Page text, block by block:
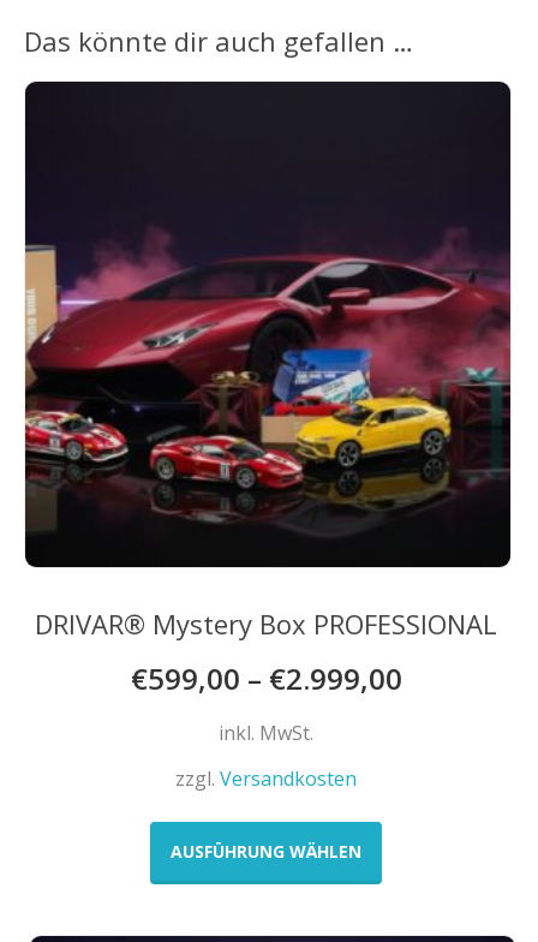
Das könnte dir auch gefallen …
DRIVAR® Mystery Box PROFESSIONAL
€599,00 – €2.999,00
inkl. MwSt.
zzgl.Versandkosten
AUSFÜHRUNG WÄHLEN
Dieses